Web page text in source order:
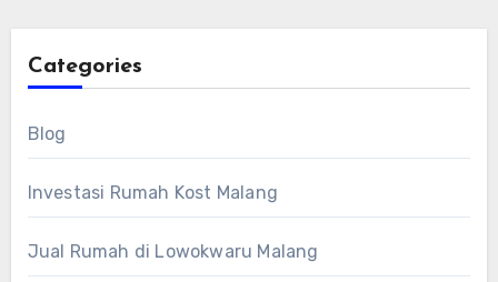
Categories
Blog
Investasi Rumah Kost Malang
Jual Rumah di Lowokwaru Malang